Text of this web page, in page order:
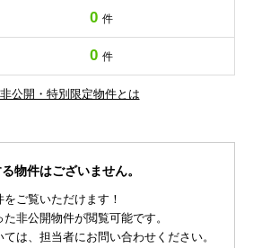
0 件
0 件
公開・特別限定物件とは
物件はございません。
ご覧いただけます！
非公開物件が閲覧可能です。
は、担当者にお問い合わせください。